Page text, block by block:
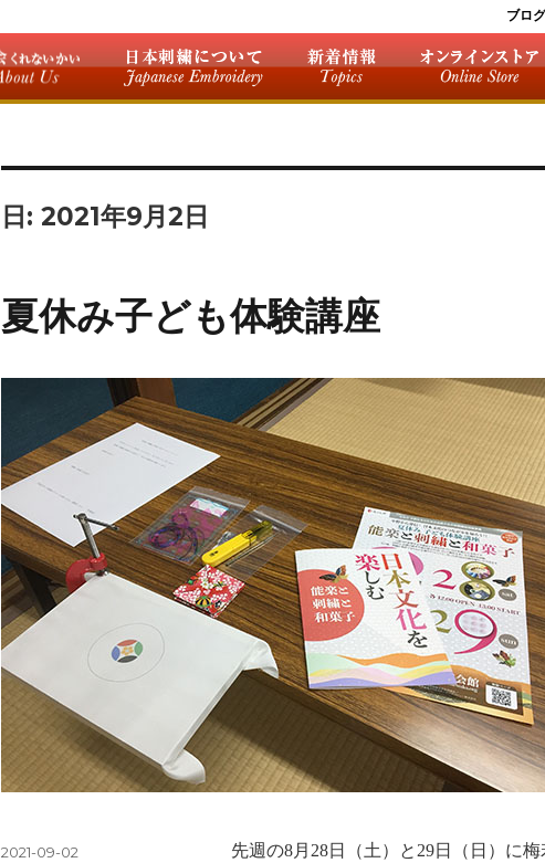
ブログ
日: 2021年9月2日
夏休み子ども体験講座
先週の8月28日（土）と29日（日）に
投
2021-09-02